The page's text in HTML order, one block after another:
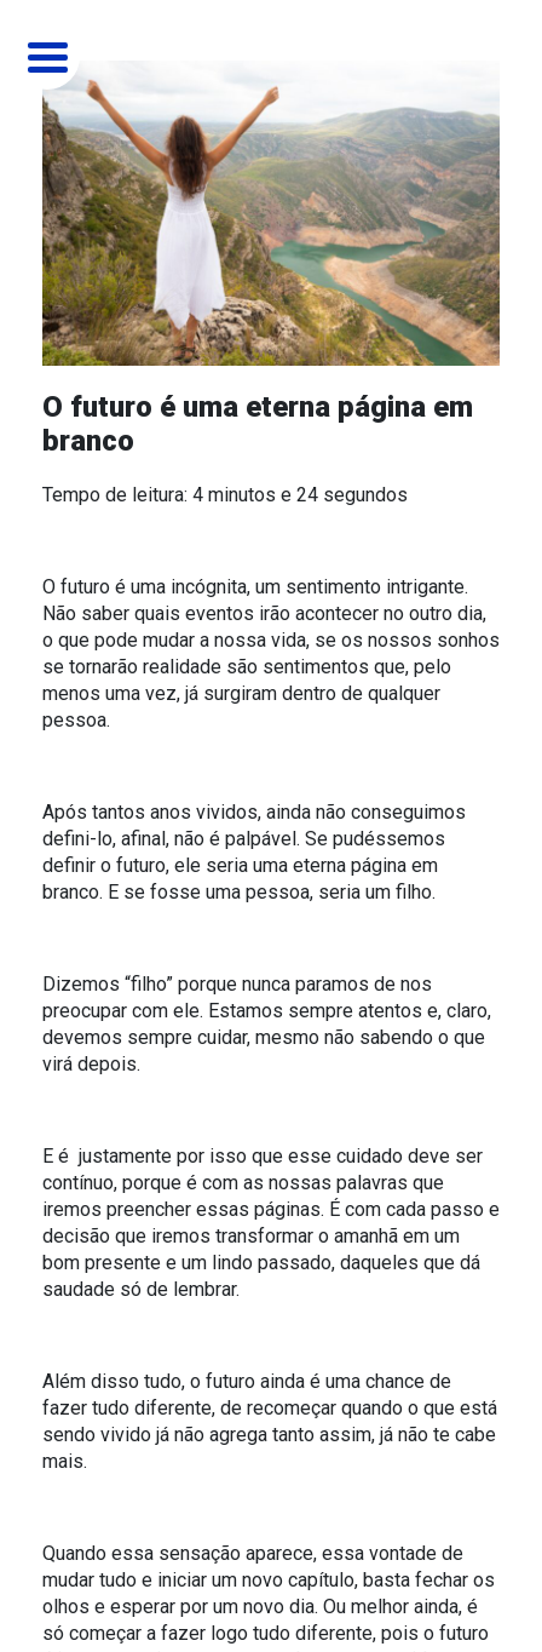
HOME
QUEM SOMOS
O INSTITUTO
MÁRIO GAZIN
COMO ATUAMOS
SOCIAL
AMBIENTAL
EDUCACIONAL
PROJETOS
CINE GAZIN
ERA UMA VEZ O NATAL
O RIO TÁ PRA PEIXE
PARCERIA GREEN FARM CO2FREE
SEJA UM PARCEIRO
O futuro é uma eterna página em
branco
Tempo de leitura: 4 minutos e 24 segundos
O futuro é uma incógnita, um sentimento intrigante.
Não saber quais eventos irão acontecer no outro dia,
o que pode mudar a nossa vida, se os nossos sonhos
se tornarão realidade são sentimentos que, pelo
menos uma vez, já surgiram dentro de qualquer
pessoa.
Após tantos anos vividos, ainda não conseguimos
defini-lo, afinal, não é palpável. Se pudéssemos
definir o futuro, ele seria uma eterna página em
branco. E se fosse uma pessoa, seria um filho.
Dizemos “filho” porque nunca paramos de nos
preocupar com ele. Estamos sempre atentos e, claro,
devemos sempre cuidar, mesmo não sabendo o que
virá depois.
E é justamente por isso que esse cuidado deve ser
contínuo, porque é com as nossas palavras que
iremos preencher essas páginas. É com cada passo e
decisão que iremos transformar o amanhã em um
bom presente e um lindo passado, daqueles que dá
saudade só de lembrar.
Além disso tudo, o futuro ainda é uma chance de
fazer tudo diferente, de recomeçar quando o que está
sendo vivido já não agrega tanto assim, já não te cabe
mais.
Quando essa sensação aparece, essa vontade de
mudar tudo e iniciar um novo capítulo, basta fechar os
olhos e esperar por um novo dia. Ou melhor ainda, é
só começar a fazer logo tudo diferente, pois o futuro